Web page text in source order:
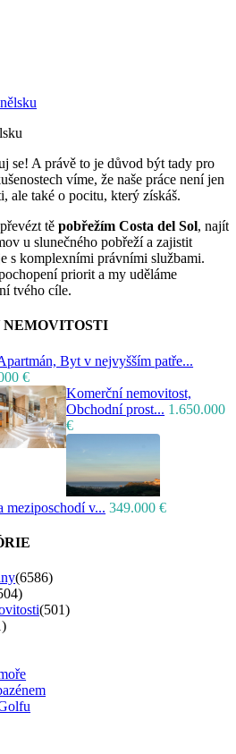
se! A právě to je důvod být tady pro
víme, že naše práce není jen
ale také o pocitu, který získáš.
těpobřežím Costa del Sol, najít
u slunečného pobřeží a zajistit
s komplexními právními službami.
priorit a my uděláme
tvého cíle.
Byt v nejvyšším patře...
€
Komerční nemovitost,
Obchodní prost... 1.650.000
€
v... 349.000 €
(6586)
(501)